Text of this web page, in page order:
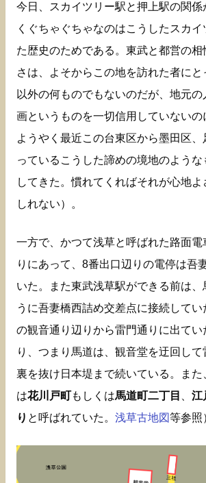
今日、スカイツリー駅と押上駅の関係
くぐちゃぐちゃなのはこうしたスカ
た歴史のためである。東武と都営の相
さは、よそからこの地を訪れた者に
以外の何ものでもないのだが、地元
画というものを一切信用していないの
ようやく最近この台東区から墨田区
っているこうした諦めの境地のよう
してきた。慣れてくればそれが心地
しれない）。
一方で、かつて浅草と呼ばれた路面電
りにあって、8番出口辺りの電停は吾
いた。また東武浅草駅ができる前は、
うに吾妻橋西詰め交差点に接続して
の観音通り辺りから雷門通りに出てい
り、つまり馬道は、観音堂を迂回し
裏を抜け日本堤まで続いている。また
は花川戸町もしくは馬道町二丁目 江
り と呼ばれていた。 浅草古地図等参照